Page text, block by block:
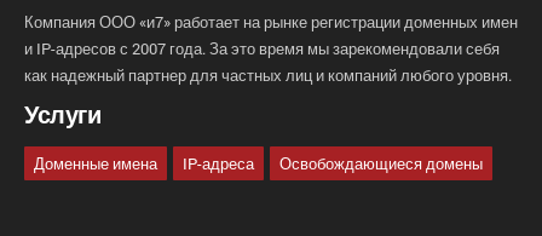
Компания ООО «и7» работает на рынке регистрации доменных имен
и IP-адресов с 2007 года. За это время мы зарекомендовали себя
как надежный партнер для частных лиц и компаний любого уровня.
Услуги
Доменные имена IP-адреса Освобождающиеся домены